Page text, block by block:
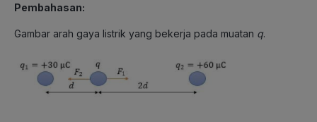
Pembahasan:
Gambar arah gaya listrik yang bekerja pada muatan q.